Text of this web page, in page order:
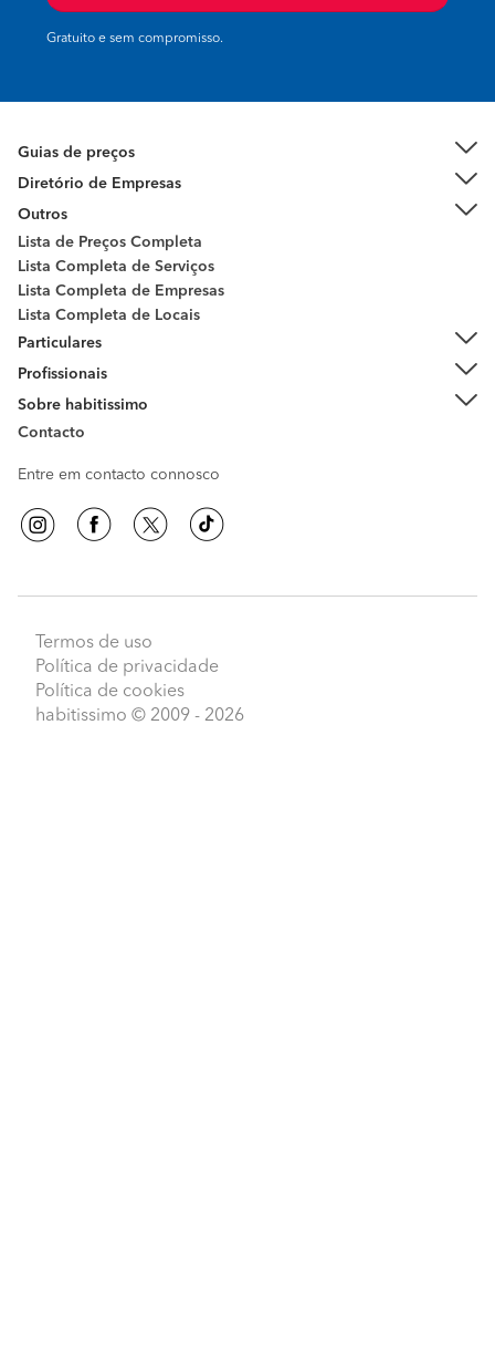
Gratuito e sem compromisso.
Guias de preços
Diretório de Empresas
Outros
Lista de Preços Completa
Lista Completa de Serviços
Lista Completa de Empresas
Lista Completa de Locais
Particulares
Profissionais
Sobre habitissimo
Contacto
Entre em contacto connosco
Termos de uso
Política de privacidade
Política de cookies
habitissimo © 2009 - 2026